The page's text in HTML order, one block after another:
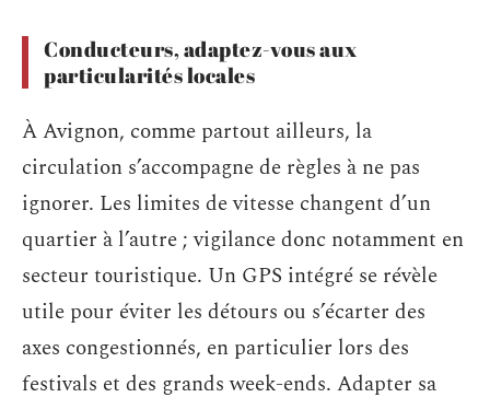
Conducteurs, adaptez-vous aux
particularités locales
À Avignon, comme partout ailleurs, la
circulation s’accompagne de règles à ne pas
ignorer. Les limites de vitesse changent d’un
quartier à l’autre ; vigilance donc notamment en
secteur touristique. Un GPS intégré se révèle
utile pour éviter les détours ou s’écarter des
axes congestionnés, en particulier lors des
festivals et des grands week-ends. Adapter sa